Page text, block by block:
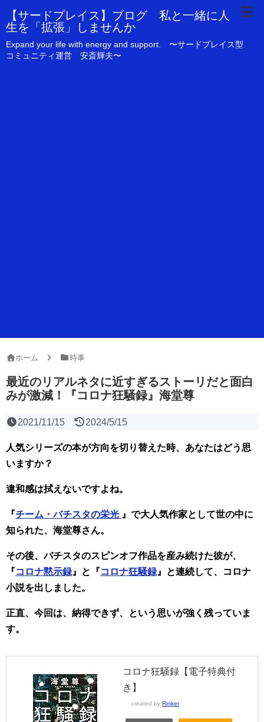
【サードプレイス】ブログ 私と一緒に人
生を「拡張」しませんか
Expand your life with energy and support. 〜サードプレイス型
コミュニティ運営 安斎輝夫〜
ホーム 時事
最近のリアルネタに近すぎるストーリだと面白
みが激減！『コロナ狂騒録』海堂尊
2021/11/15 2024/5/15
人気シリーズの本が方向を切り替えた時、あなたはどう思
いますか？
違和感は拭えないですよね。
『チーム・バチスタの栄光 』で大人気作家として世の中に
知られた、海堂尊さん。
その後、バチスタのスピンオフ作品を産み続けた彼が、
『コロナ黙示録』と『コロナ狂騒録』と連続して、コロナ
小説を出しました。
正直、今回は、納得できず、という思いが強く残っていま
す。
コロナ狂騒録【電子特典付
き】
created by Rinker